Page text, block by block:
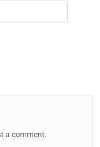
a comment.